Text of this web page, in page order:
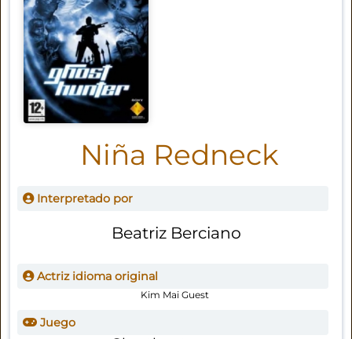
Niña Redneck
Interpretado por
Beatriz Berciano
Actriz idioma original
Kim Mai Guest
Juego